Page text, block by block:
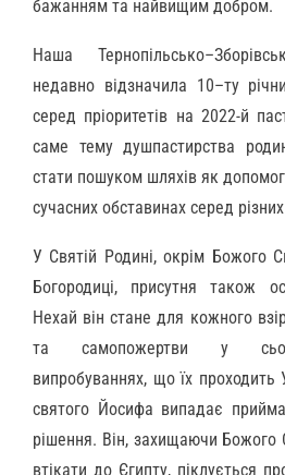
бажанням та найвищим добром.
Наша
недавно відзначила 10–ту
серед пріоритетів на 2022-й
саме тему душпастирства
стати пошуком шляхів як
сучасних обставинах серед
У Святій Родині, окрім Божого
Богородиці, присутня також
Нехай він стане для кожного
та самопожертви у
випробуваннях, що їх
святого Йосифа випадає
рішення. Він, захищаючи Божого
втікати до Єгипту, піклується